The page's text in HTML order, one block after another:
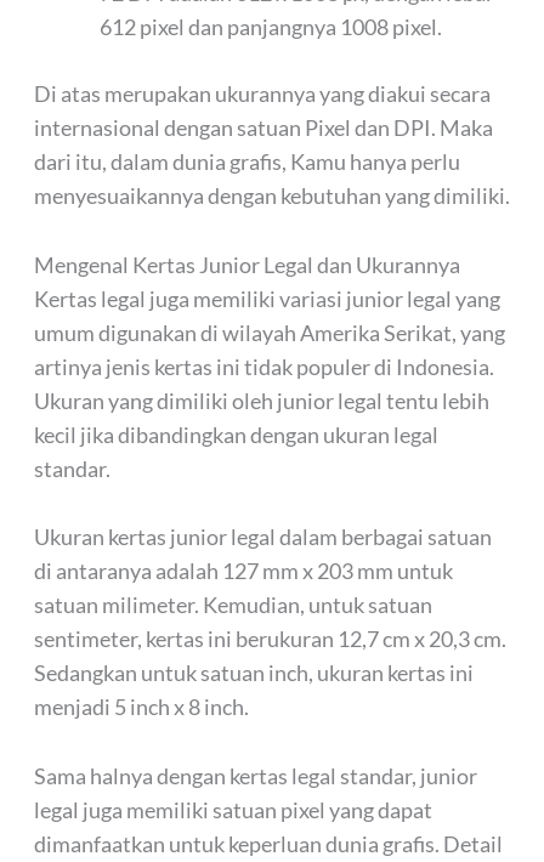
612 pixel dan panjangnya 1008 pixel.
Di atas merupakan ukurannya yang diakui secara
internasional dengan satuan Pixel dan DPI. Maka
dari itu, dalam dunia grafis, Kamu hanya perlu
menyesuaikannya dengan kebutuhan yang dimiliki.
Mengenal Kertas Junior Legal dan Ukurannya
Kertas legal juga memiliki variasi junior legal yang
umum digunakan di wilayah Amerika Serikat, yang
artinya jenis kertas ini tidak populer di Indonesia.
Ukuran yang dimiliki oleh junior legal tentu lebih
kecil jika dibandingkan dengan ukuran legal
standar.
Ukuran kertas junior legal dalam berbagai satuan
di antaranya adalah 127 mm x 203 mm untuk
satuan milimeter. Kemudian, untuk satuan
sentimeter, kertas ini berukuran 12,7 cm x 20,3 cm.
Sedangkan untuk satuan inch, ukuran kertas ini
menjadi 5 inch x 8 inch.
Sama halnya dengan kertas legal standar, junior
legal juga memiliki satuan pixel yang dapat
dimanfaatkan untuk keperluan dunia grafis. Detail